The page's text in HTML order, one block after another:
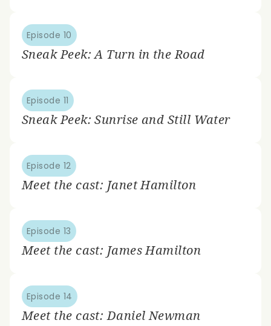
Episode 10
Sneak Peek: A Turn in the Road
Episode 11
Sneak Peek: Sunrise and Still Water
Episode 12
Meet the cast: Janet Hamilton
Episode 13
Meet the cast: James Hamilton
Episode 14
Meet the cast: Daniel Newman